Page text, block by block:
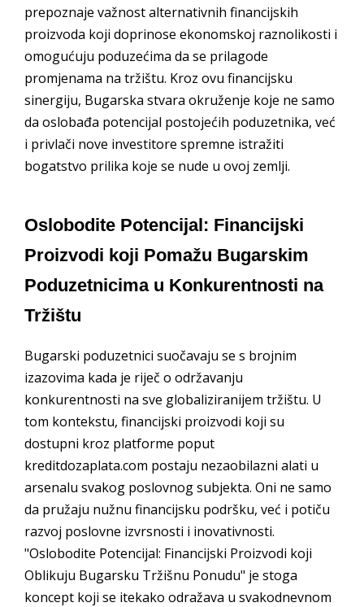
prepoznaje važnost alternativnih financijskih
proizvoda koji doprinose ekonomskoj raznolikosti i
omogućuju poduzećima da se prilagode
promjenama na tržištu. Kroz ovu financijsku
sinergiju, Bugarska stvara okruženje koje ne samo
da oslobađa potencijal postojećih poduzetnika, već
i privlači nove investitore spremne istražiti
bogatstvo prilika koje se nude u ovoj zemlji.
Oslobodite Potencijal: Financijski
Proizvodi koji Pomažu Bugarskim
Poduzetnicima u Konkurentnosti na
Tržištu
Bugarski poduzetnici suočavaju se s brojnim
izazovima kada je riječ o održavanju
konkurentnosti na sve globaliziranijem tržištu. U
tom kontekstu, financijski proizvodi koji su
dostupni kroz platforme poput
kreditdozaplata.com postaju nezaobilazni alati u
arsenalu svakog poslovnog subjekta. Oni ne samo
da pružaju nužnu financijsku podršku, već i potiču
razvoj poslovne izvrsnosti i inovativnosti.
"Oslobodite Potencijal: Financijski Proizvodi koji
Oblikuju Bugarsku Tržišnu Ponudu" je stoga
koncept koji se itekako odražava u svakodnevnom